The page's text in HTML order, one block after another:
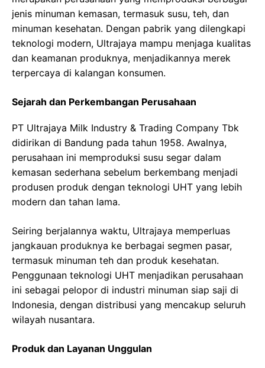
jenis minuman kemasan, termasuk susu, teh, dan
minuman kesehatan. Dengan pabrik yang dilengkapi
teknologi modern, Ultrajaya mampu menjaga kualitas
dan keamanan produknya, menjadikannya merek
terpercaya di kalangan konsumen.
Sejarah dan Perkembangan Perusahaan
PT Ultrajaya Milk Industry & Trading Company Tbk
didirikan di Bandung pada tahun 1958. Awalnya,
perusahaan ini memproduksi susu segar dalam
kemasan sederhana sebelum berkembang menjadi
produsen produk dengan teknologi UHT yang lebih
modern dan tahan lama.
Seiring berjalannya waktu, Ultrajaya memperluas
jangkauan produknya ke berbagai segmen pasar,
termasuk minuman teh dan produk kesehatan.
Penggunaan teknologi UHT menjadikan perusahaan
ini sebagai pelopor di industri minuman siap saji di
Indonesia, dengan distribusi yang mencakup seluruh
wilayah nusantara.
Produk dan Layanan Unggulan